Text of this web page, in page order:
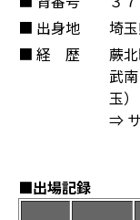
■ 出身地
埼
■ 経 歴
蕨
武
玉
⇒
■出場記録